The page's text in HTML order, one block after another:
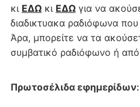
κι ΕΔΩκι ΕΔΩγια να
διαδικτυακα ραδιόφωνα
Άρα, μπορείτε να τα
συμβατικό ραδιόφωνο ή
Πρωτοσέλιδα εφημερίδων: